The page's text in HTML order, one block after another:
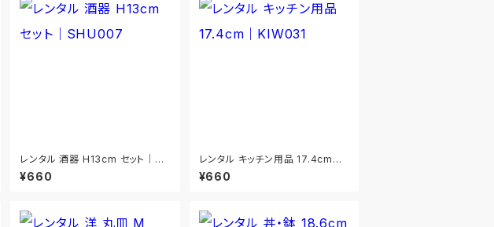
レンタル 酒器 H13cm セット｜SH
U007
¥660
レンタル キッチン用品 17.4cm｜
KIW031
¥660